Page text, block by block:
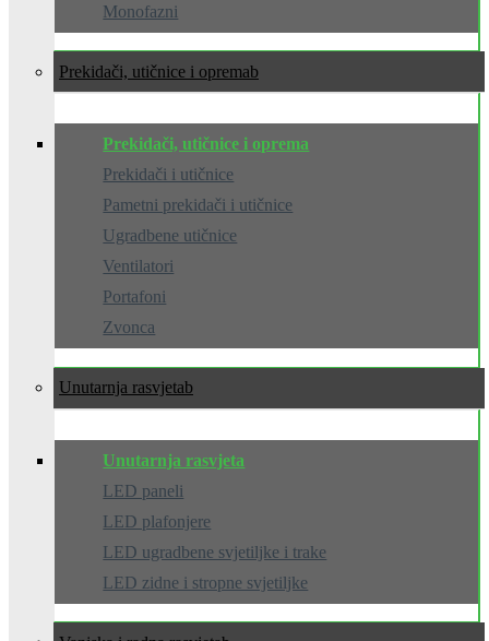
Monofazni
Prekidači, utičnice i oprema
Prekidači, utičnice i oprema
Prekidači i utičnice
Pametni prekidači i utičnice
Ugradbene utičnice
Ventilatori
Portafoni
Zvonca
Unutarnja rasvjeta
Unutarnja rasvjeta
LED paneli
LED plafonjere
LED ugradbene svjetiljke i trake
LED zidne i stropne svjetiljke